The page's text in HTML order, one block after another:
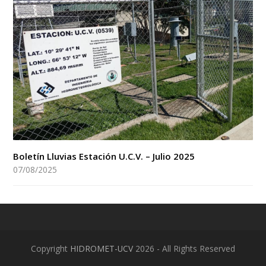
Boletín Lluvias Estación U.C.V. – Julio 2025
07/08/2025
Copyright HIDROMET-UCV 2026 - All Rights Reserved